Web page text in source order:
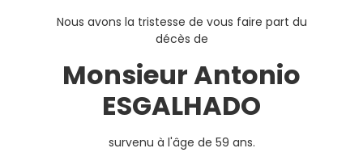
Nous avons la tristesse de vous faire part du
décès de
Monsieur Antonio
ESGALHADO
survenu à l'âge de 59 ans.